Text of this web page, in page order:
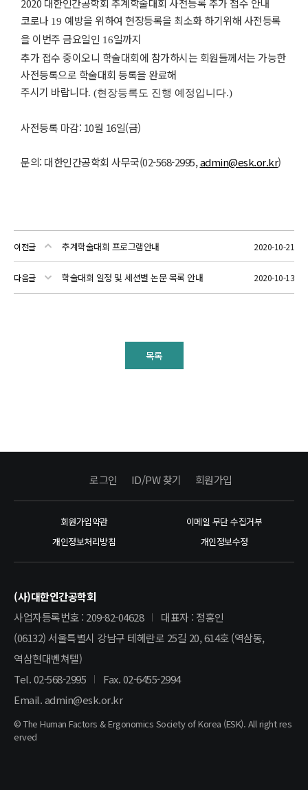
2020 대한인간공학회 추계학술대회 사전등록 추가 접수 안내
코로나 19 예방을 위하여 현장등록을 최소화 하기위해 사전등록
을 이번주 금요일인 16일까지
추가 접수 중이오니 학술대회에 참가하시는 회원들께서는 가능한
사전등록으로 학술대회 등록을 완료해
주시기 바랍니다. (현장등록도 진행 예정입니다.)
사전등록 마감: 10월 16일(금)
문의: 대한인간공학회 사무국(02-568-2995,admin@esk.or.kr)
이전글 추계학술대회 프로그램안내 2020-10-21
다음글 학술대회 일정 및 세션별 논문 목록 안내 2020-10-13
목록
회원가입약관
이메일 무단 수집거부
개인정보처리방침
개인정보수정
로그인 ID/PW 찾기 회원가입
(사)대한인간공학회
사업자등록번호 : 209-82-04628
대표자 : 정홍인
(06132) 서울특별시 강남구 테헤란로 25길 20, 614호 (역삼동,
역삼현대벤쳐텔)
Tel. 02-568-2995
Fax. 02-6455-2994
Email. admin@esk.or.kr
© The Human Factors & Ergonomics Society of Korea (ESK). All right res
erved